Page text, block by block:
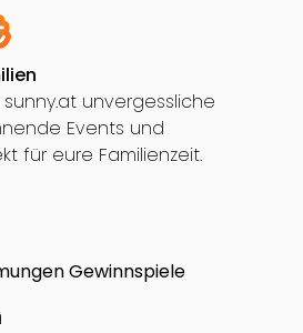
unvergessliche
Events und
für eure Familienzeit.
Gewinnspiele